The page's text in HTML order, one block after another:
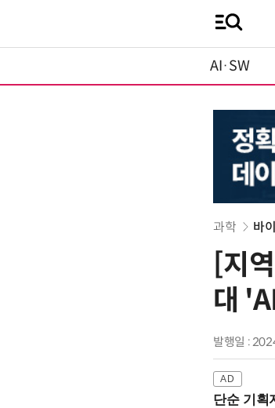
AI·SW
과학 바
[지
대
발행일 :
단순 기획